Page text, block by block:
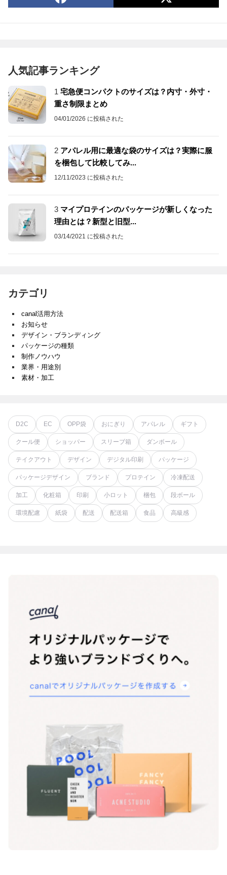
人気記事ランキング
1 宅急便コンパクトのサイズは？内寸・外寸・
重さ制限まとめ
04/01/2026 に投稿された
2 アパレル用に最適な袋のサイズは？実際に服
を梱包して比較してみ...
12/11/2023 に投稿された
3 マイプロテインのパッケージが新しくなった
理由とは？新型と旧型...
03/14/2021 に投稿された
カテゴリ
canal活用方法
お知らせ
デザイン・ブランディング
パッケージの種類
制作ノウハウ
業界・用途別
素材・加工
D2C EC OPP袋 おにぎり アパレル ギフト
クール便 ショッパー スリーブ箱 ダンボール
テイクアウト デザイン デジタル印刷 パッケージ
パッケージデザイン ブランド プロテイン 冷凍配送
加工 化粧箱 印刷 小ロット 梱包 段ボール
環境配慮 紙袋 配送 配送箱 食品 高級感